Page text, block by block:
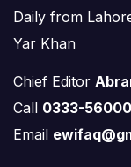
Daily from
Yar Khan
Chief Editor
Call 0333-
Email